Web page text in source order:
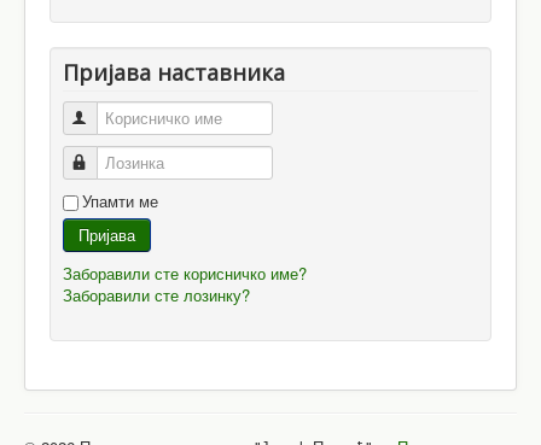
Пријава наставника
Корисничко име
Лозинка
Упамти ме
Пријава
Заборавили сте корисничко име?
Заборавили сте лозинку?